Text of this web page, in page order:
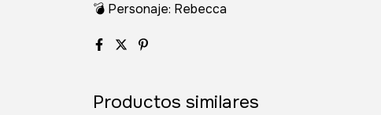
💣 Personaje: Rebecca
Productos similares